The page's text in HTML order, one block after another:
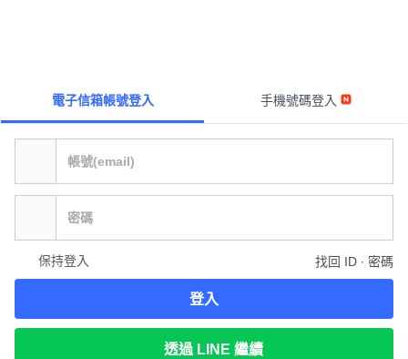
電子信箱帳號登入 手機號碼登入
保持登入 找回 ID ∙ 密碼
登入
透過 LINE 繼續